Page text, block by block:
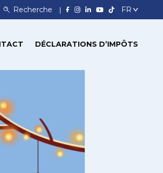
Recherche
DÉCLARATIONS D’IMPÔTS